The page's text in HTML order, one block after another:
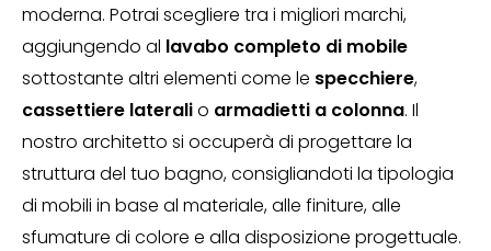
moderna. Potrai scegliere tra i migliori marchi,
aggiungendo al lavabo completo di mobile
sottostante altri elementi come le specchiere,
cassettiere lateralio armadietti a colonna. Il
nostro architetto si occuperà di progettare la
struttura del tuo bagno, consigliandoti la tipologia
di mobili in base al materiale, alle finiture, alle
sfumature di colore e alla disposizione progettuale.